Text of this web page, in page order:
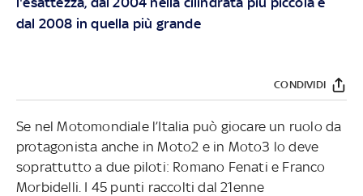
dal 2008 in quella più grande
CONDIVIDI
Se nel Motomondiale l’Italia può giocare un ruolo da
protagonista anche in Moto2 e in Moto3 lo deve
soprattutto a due piloti: Romano Fenati e Franco
Morbidelli. I 45 punti raccolti dal 21enne